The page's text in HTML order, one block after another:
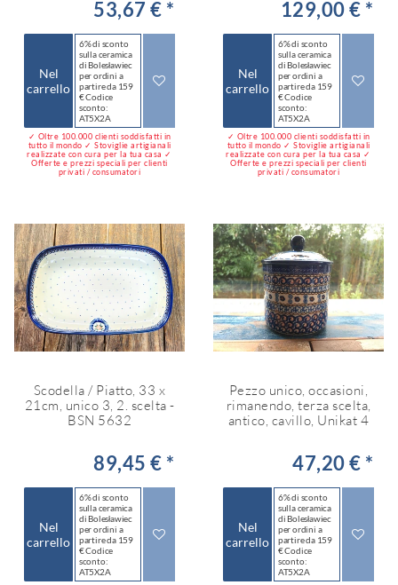
53,67 € *
Nel
carrello
6% di sconto
sulla ceramica
di Bolesławiec
per ordini a
partire da 159
€ Codice
sconto:
AT5X2A
✓ Oltre 100.000 clienti soddisfatti in
tutto il mondo ✓ Stoviglie artigianali
realizzate con cura per la tua casa ✓
Offerte e prezzi speciali per clienti
privati / consumatori
129,00 € *
Nel
carrello
6% di sconto
sulla ceramica
di Bolesławiec
per ordini a
partire da 159
€ Codice
sconto:
AT5X2A
✓ Oltre 100.000 clienti soddisfatti in
tutto il mondo ✓ Stoviglie artigianali
realizzate con cura per la tua casa ✓
Offerte e prezzi speciali per clienti
privati / consumatori
Scodella / Piatto, 33 x
21cm, unico 3, 2. scelta -
BSN 5632
89,45 € *
Nel
carrello
6% di sconto
sulla ceramica
di Bolesławiec
per ordini a
partire da 159
€ Codice
sconto:
AT5X2A
Pezzo unico, occasioni,
rimanendo, terza scelta,
antico, cavillo, Unikat 4
47,20 € *
Nel
carrello
6% di sconto
sulla ceramica
di Bolesławiec
per ordini a
partire da 159
€ Codice
sconto:
AT5X2A